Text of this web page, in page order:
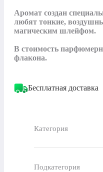
Аромат создан
любят тонкие,
магическим шлейфом.
В стоимость
флакона.
Бесплатная доставка
Категория
Подкатегория